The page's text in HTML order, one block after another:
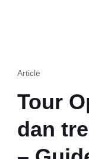
Article
Tour
dan